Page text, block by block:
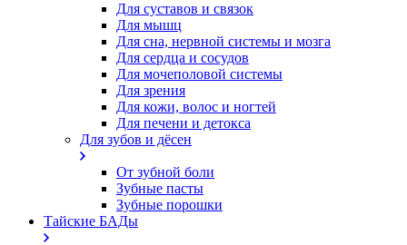
Для суставов и связок
Для мышц
Для сна, нервной системы и мозга
Для сердца и сосудов
Для мочеполовой системы
Для зрения
Для кожи, волос и ногтей
Для печени и детокса
Для зубов и дёсен
От зубной боли
Зубные пасты
Зубные порошки
Тайские БАДы